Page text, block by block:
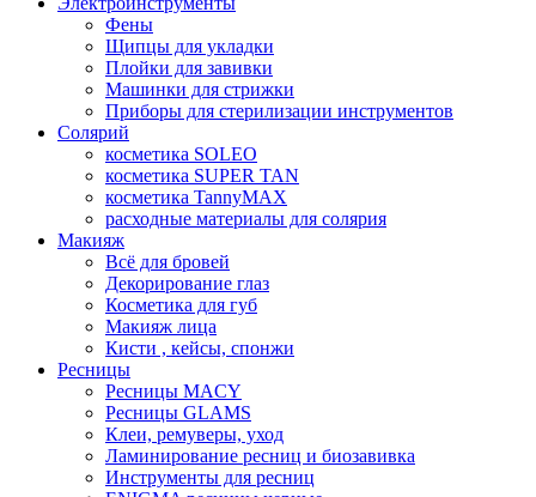
Фены
Щипцы для укладки
Плойки для завивки
Машинки для стрижки
Приборы для стерилизации инструментов
Солярий
косметика SOLEO
косметика SUPER TAN
косметика TannyMAX
расходные материалы для солярия
Макияж
Всё для бровей
Декорирование глаз
Косметика для губ
Макияж лица
Кисти , кейсы, спонжи
Ресницы
Ресницы MACY
Ресницы GLAMS
Клеи, ремуверы, уход
Ламинирование ресниц и биозавивка
Инструменты для ресниц